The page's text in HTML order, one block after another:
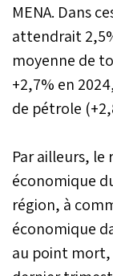
MENA. Dans
attendrait
moyenne de
+2,7% en
de pétrole
Par ailleurs,
économique
région, à
économique
au point mort,